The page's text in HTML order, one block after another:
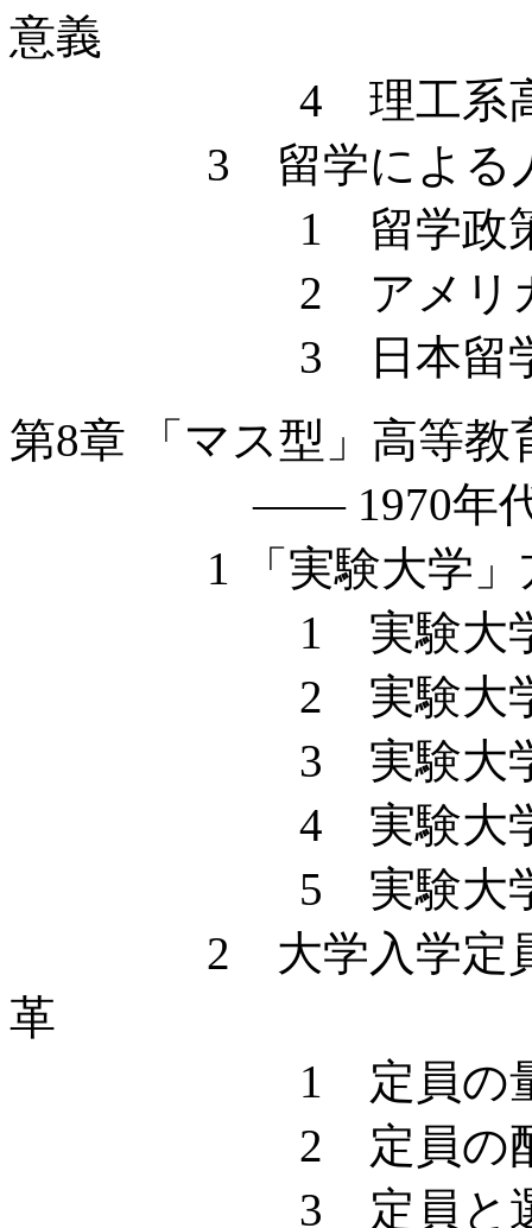
意義
4 理工系高等
3 留学による人
1 留学政策
2 アメリカ留
3 日本留学
第8章 「マス型」高等教
—— 1970年代に
1 「実験大学」方
1 実験大学
2 実験大学
3 実験大学
4 実験大学
5 実験大学の
2 大学入学定員政
革
1 定員の量的変
2 定員の配
3 定員と選